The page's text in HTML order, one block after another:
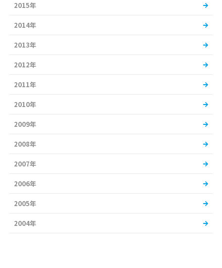
2015年
2014年
2013年
2012年
2011年
2010年
2009年
2008年
2007年
2006年
2005年
2004年